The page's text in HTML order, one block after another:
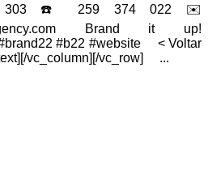
303 ☎️ 259 374 022 ✉️
Brand it up!
#b22 #website < Voltar
vc_column][/vc_row] ...